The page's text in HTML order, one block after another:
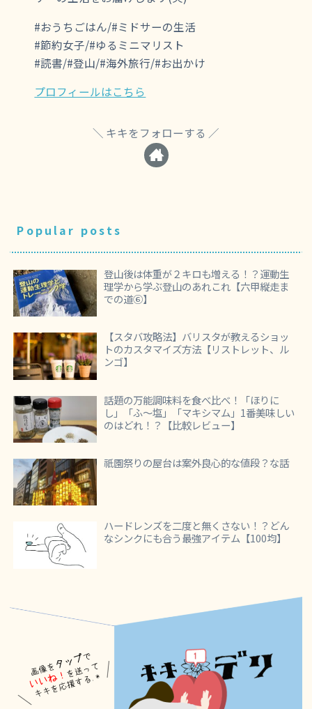
#おうちごはん/#ミドサーの生活
#節約女子/#ゆるミニマリスト
#読書/#登山/#海外旅行/#お出かけ
プロフィールはこちら
キキをフォローする
Popular posts
登山後は体重が２キロも増える！？運動生
理学から学ぶ登山のあれこれ【六甲縦走ま
での道⑥】
【スタバ攻略法】バリスタが教えるショッ
トのカスタマイズ方法【リストレット、ル
ンゴ】
話題の万能調味料を食べ比べ！「ほりに
し」「ふ～塩」「マキシマム」1番美味しい
のはどれ！？【比較レビュー】
祇園祭りの屋台は案外良心的な値段？な話
ハードレンズを二度と無くさない！？どん
なシンクにも合う最強アイテム【100均】